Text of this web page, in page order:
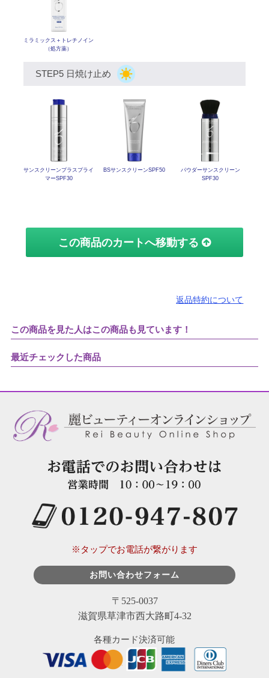
ミラミックス ＋トレチノイン
（処方薬）
STEP5 日焼け止め
サンスクリーンプラスプライ
マーSPF30
BSサンスクリーンSPF50
パウダーサンスクリーン
SPF30
この商品のカートへ移動する
返品特約について
この商品を見た人はこの商品も見ています！
最近チェックした商品
※タップでお電話が繋がります
お問い合わせフォーム
〒525-0037
滋賀県草津市西大路町4-32
各種カード決済可能